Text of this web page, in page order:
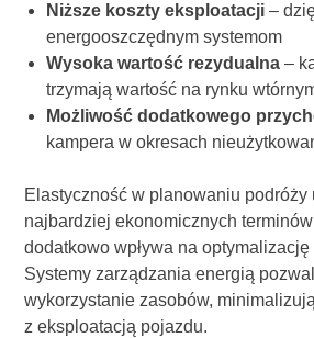
Niższe koszty eksploatacji–
energooszczędnym systemom
Wysoka wartość rezydualna–
trzymają wartość na rynku
Możliwość dodatkowego
kampera w okresach
Elastyczność w planowaniu
najbardziej ekonomicznych
dodatkowo wpływa na
Systemy zarządzania energią
wykorzystanie zasobów,
z eksploatacją pojazdu.